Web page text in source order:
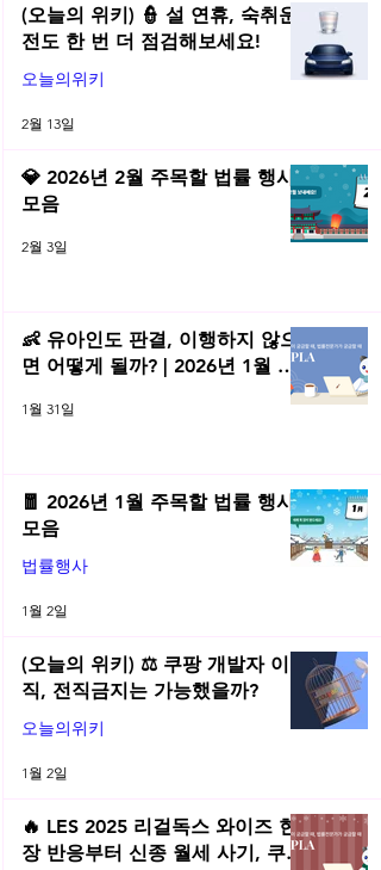
(오늘의 위키) 👮 설 연휴, 숙취운
전도 한 번 더 점검해보세요!
오늘의위키
2월 13일
💎 2026년 2월 주목할 법률 행사
모음
2월 3일
👶 유아인도 판결, 이행하지 않으
면 어떻게 될까? | 2026년 1월 네
1월 31일
🧧 2026년 1월 주목할 법률 행사
모음
법률행사
1월 2일
(오늘의 위키) ⚖️ 쿠팡 개발자 이
직, 전직금지는 가능했을까?
오늘의위키
1월 2일
🔥 LES 2025 리걸독스 와이즈 현
장 반응부터 신종 월세 사기, 쿠팡